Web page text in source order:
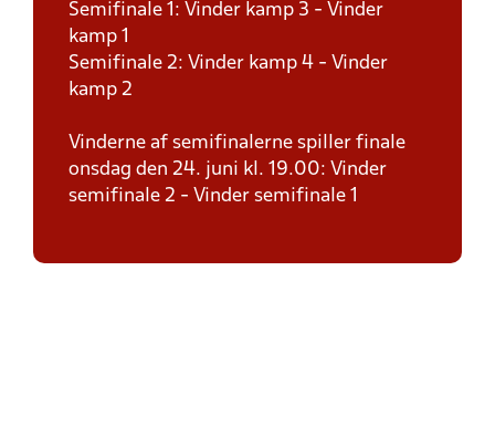
Semifinale 1: Vinder kamp 3 - Vinder
kamp 1
Semifinale 2: Vinder kamp 4 - Vinder
kamp 2
Vinderne af semifinalerne spiller finale
onsdag den 24. juni kl. 19.00: Vinder
semifinale 2 - Vinder semifinale 1